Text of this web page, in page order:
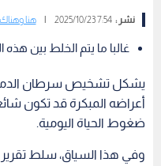
نشر :7:54 2025/10/23 هنا وهناك
غالبا ما يتم الخلط بين
يشكل تشخيص سرطان الدماغ
أعراضه المبكرة قد تكون
ضغوط الحياة اليومية.
وفي هذا السياق، سلط